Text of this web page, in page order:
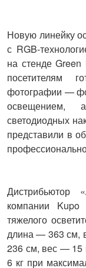
Новую линейку
с RGB-
на стендеGreen
посетителям
фотографии —
освещением,
светодиодных
представили в
Дистрибьютор
компании
тяжелого
длина — 363 см,
236 см, вес — 15
6 кг при